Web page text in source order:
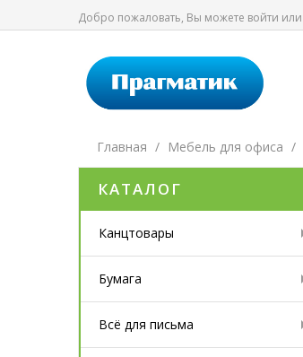
Добро пожаловать, Вы можете войти или
Главная Мебель для офиса
КАТАЛОГ
Канцтовары
Бумага
Всё для письма